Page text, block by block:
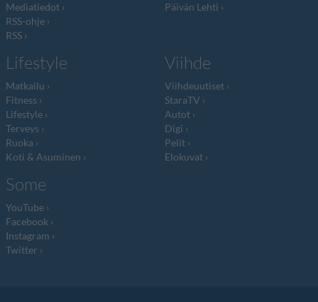
Mediatiedot
RSS-ohje
RSS
Päivän Lehti
Lifestyle
Matkailu
Fitness
Lifestyle
Terveys
Ruoka
Koti & Asuminen
Viihde
Viihdeuutiset
StaraTV
Autot
Digi
Pelit
Elokuvat
Some
YouTube
Facebook
Instagram
Twitter